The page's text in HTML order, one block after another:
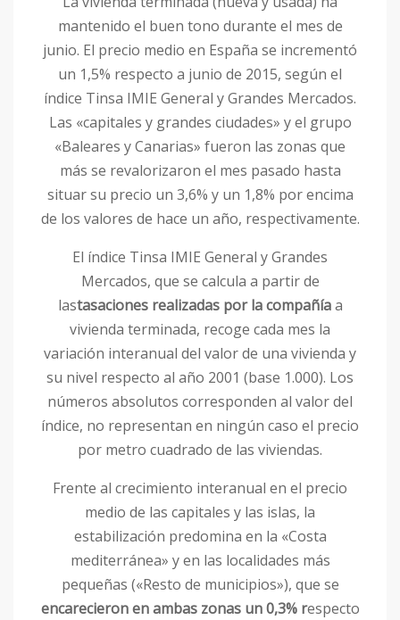
mantenido el buen tono durante el mes de
junio. El precio medio en España se incrementó
un 1,5% respecto a junio de 2015, según el
índice Tinsa IMIE General y Grandes Mercados.
Las «capitales y grandes ciudades» y el grupo
«Baleares y Canarias» fueron las zonas que
más se revalorizaron el mes pasado hasta
situar su precio un 3,6% y un 1,8% por encima
de los valores de hace un año, respectivamente.
El índice Tinsa IMIE General y Grandes
Mercados, que se calcula a partir de
lastasaciones realizadas por la compañíaa
vivienda terminada, recoge cada mes la
variación interanual del valor de una vivienda y
su nivel respecto al año 2001 (base 1.000). Los
números absolutos corresponden al valor del
índice, no representan en ningún caso el precio
por metro cuadrado de las viviendas.
Frente al crecimiento interanual en el precio
medio de las capitales y las islas, la
estabilización predomina en la «Costa
mediterránea» y en las localidades más
pequeñas («Resto de municipios»), que se
encarecieron en ambas zonas un 0,3% respecto